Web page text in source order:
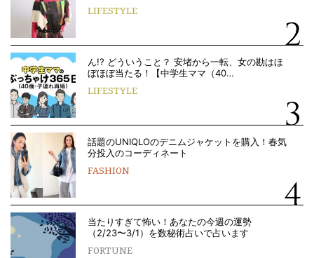
LIFESTYLE
ん!? どういうこと？ 安堵から一転、女の勘はほ
ぼほぼ当たる！【中学生ママ（40…
LIFESTYLE
話題のUNIQLOのデニムジャケットを購入！春気
分投入のコーディネート
FASHION
当たりすぎて怖い！あなたの今週の運勢
（2/23〜3/1）を数秘術占いで占います
FORTUNE